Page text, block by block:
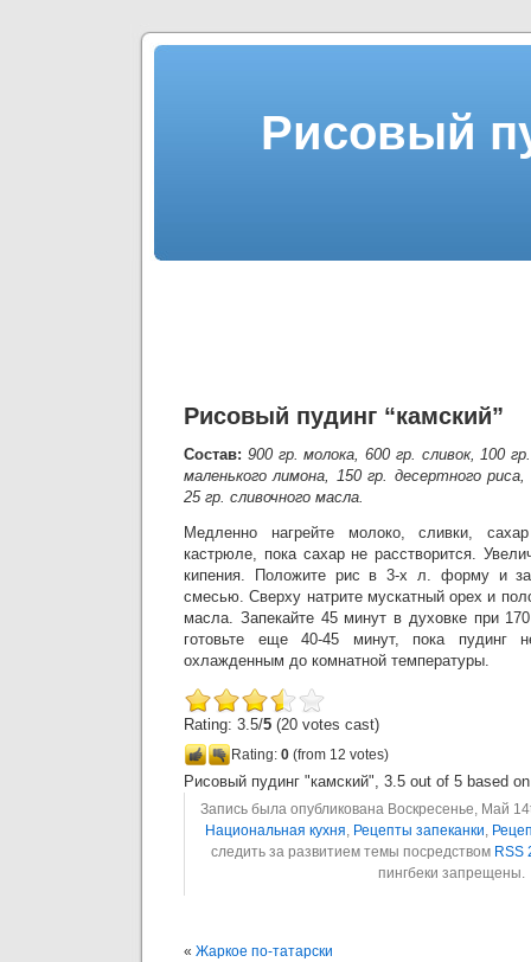
Рисовый
Рисовый пудинг “камский”
Состав: 900 гр. молока, 600 гр. сливок, 100
маленького лимона, 150 гр. десертного
25 гр. сливочного масла.
Медленно нагрейте молоко, сливки,
кастрюле, пока сахар не расстворится.
кипения. Положите рис в 3-х л. форму и
смесью. Сверху натрите мускатный орех и
масла. Запекайте 45 минут в духовке при
готовьте еще 40-45 минут, пока пудинг
охлажденным до комнатной температуры.
Rating: 3.5/5 (20 votes cast)
Rating: 0 (from 12 votes)
Рисовый пудинг "камский", 3.5 out of 5 based
Запись была опубликована Воскресенье, Май
Национальная кухня, Рецепты запеканки,
следить за развитием темы посредством RSS
пингбеки запрещены.
« Жаркое по-татарски